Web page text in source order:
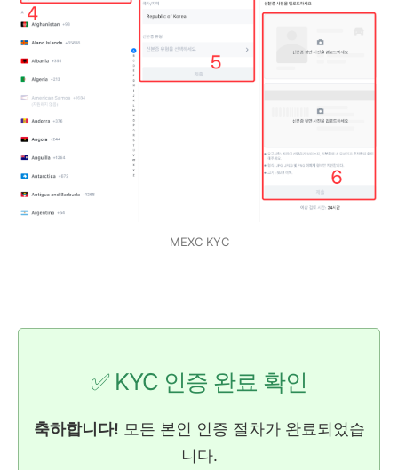
MEXC KYC
✅ KYC 인증 완료 확인
축하합니다! 모든 본인 인증 절차가 완료되었습
니다.